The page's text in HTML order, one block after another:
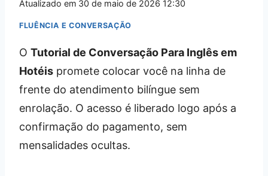
Atualizado em 30 de maio de 2026 12:30
FLUÊNCIA E CONVERSAÇÃO
O Tutorial de Conversação Para Inglês em
Hotéis promete colocar você na linha de
frente do atendimento bilíngue sem
enrolação. O acesso é liberado logo após a
confirmação do pagamento, sem
mensalidades ocultas.